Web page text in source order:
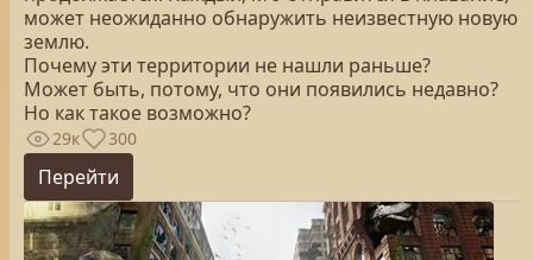
может неожиданно обнаружить неизвестную новую
землю.
Почему эти территории не нашли раньше?
Может быть, потому, что они появились недавно?
Но как такое возможно?
29к 300
Перейти